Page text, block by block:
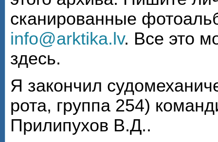
сканированные
info@arktika.lv. Все это
здесь.
Я закончил
рота, группа 254)
Прилипухов В.Д..